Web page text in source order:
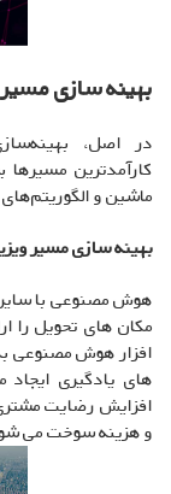
بهینه سازی
در اصل،
کارآمدترین مسیرها
ماشین و
بهینه سازی مسیر
هوش مصنوعی با
مکان های تحویل را
افزار هوش مصنوعی
های یادگیری
افزایش رضایت
و هزینه سوخت می